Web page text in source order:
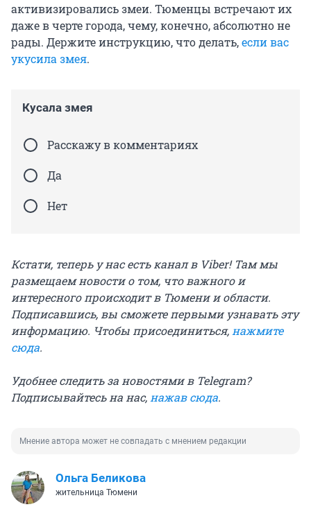
активизировались змеи. Тюменцы встречают их
даже в черте города, чему, конечно, абсолютно не
рады. Держите инструкцию, что делать,если вас
укусила змея.
Кусала змея
Расскажу в комментариях
Да
Нет
Кстати, теперь у нас есть канал в Viber! Там мы
размещаем новости о том, что важного и
интересного происходит в Тюмени и области.
Подписавшись, вы сможете первыми узнавать эту
информацию. Чтобы присоединиться, нажмите
сюда.
Удобнее следить за новостями в Telegram?
Подписывайтесь на нас, нажав сюда.
Мнение автора может не совпадать с мнением редакции
Ольга Беликова
жительница Тюмени